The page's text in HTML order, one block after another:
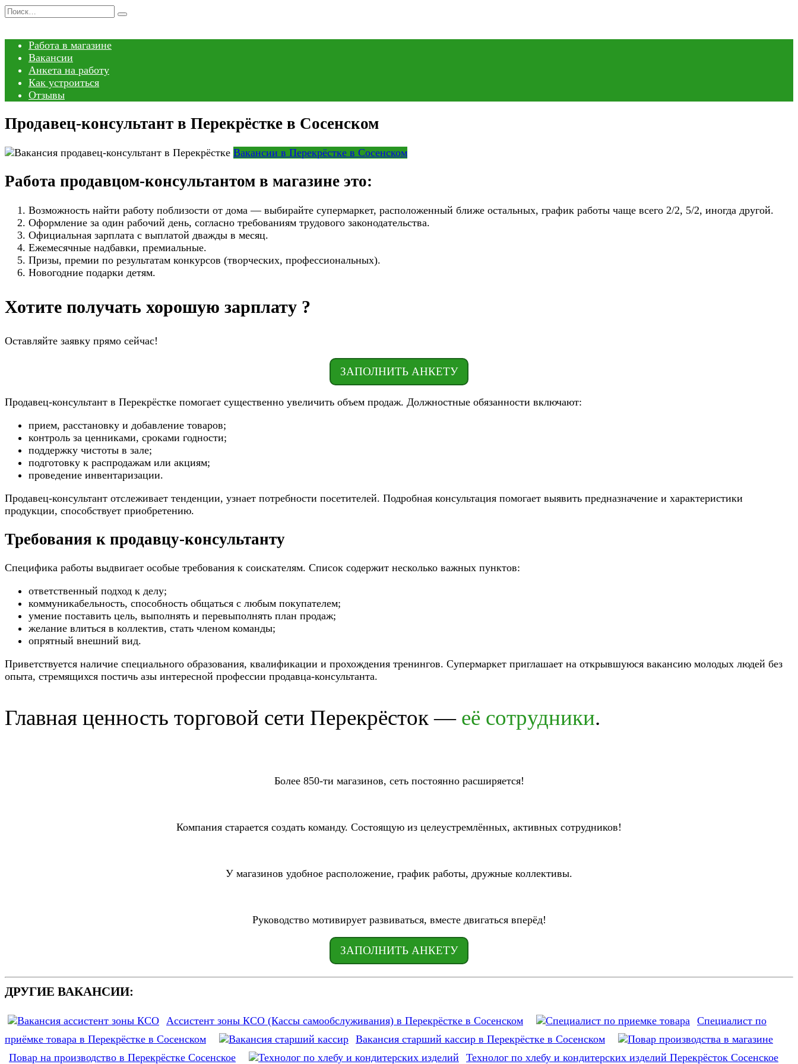
Перейти
Search
Работа в магазине
Вакансии
Анкета на работу
Как устроиться
Отзывы
Продавец-консультант в Перекрёстке в Сосенском
Вакансии в Перекрёстке в Сосенском
Работа продавцом-консультантом в магазине это:
Возможность найти работу поблизости от дома — выбирайте супермаркет, расположенный ближе остальных, график работы чаще всего 2/2, 5/2, иногда другой.
Оформление за один рабочий день, согласно требованиям трудового законодательства.
Официальная зарплата с выплатой дважды в месяц.
Ежемесячные надбавки, премиальные.
Призы, премии по результатам конкурсов (творческих, профессиональных).
Новогодние подарки детям.
Хотите получать хорошую зарплату ?
Оставляйте заявку прямо сейчас!
ЗАПОЛНИТЬ АНКЕТУ
Продавец-консультант в Перекрёстке помогает существенно увеличить объем продаж. Должностные обязанности включают:
прием, расстановку и добавление товаров;
контроль за ценниками, сроками годности;
поддержку чистоты в зале;
подготовку к распродажам или акциям;
проведение инвентаризации.
Продавец-консультант отслеживает тенденции, узнает потребности посетителей. Подробная консультация помогает выявить предназначение и характеристики
продукции, способствует приобретению.
Требования к продавцу-консультанту
Специфика работы выдвигает особые требования к соискателям. Список содержит несколько важных пунктов:
ответственный подход к делу;
коммуникабельность, способность общаться с любым покупателем;
умение поставить цель, выполнять и перевыполнять план продаж;
желание влиться в коллектив, стать членом команды;
опрятный внешний вид.
Приветствуется наличие специального образования, квалификации и прохождения тренингов. Супермаркет приглашает на открывшуюся вакансию молодых людей без
опыта, стремящихся постичь азы интересной профессии продавца-консультанта.
Главная ценность торговой сети Перекрёсток — её сотрудники.
Более 850-ти магазинов, сеть постоянно расширяется!
Компания старается создать команду. Состоящую из целеустремлённых, активных сотрудников!
У магазинов удобное расположение, график работы, дружные коллективы.
Руководство мотивирует развиваться, вместе двигаться вперёд!
ЗАПОЛНИТЬ АНКЕТУ
ДРУГИЕ ВАКАНСИИ:
Ассистент зоны КСО (Кассы самообслуживания) в Перекрёстке в Сосенском
Специалист по
приёмке товара в Перекрёстке в Сосенском
Вакансия старший кассир в Перекрёстке в Сосенском
Повар на производство в Перекрёстке Сосенское
Технолог по хлебу и кондитерских изделий Перекрёсток Сосенское